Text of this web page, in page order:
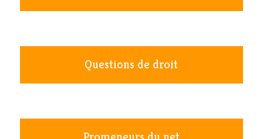
Questions de droit